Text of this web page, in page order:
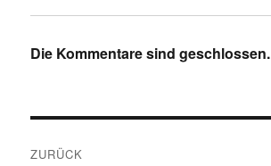
Die Kommentare sind geschlossen.
ZURÜCK